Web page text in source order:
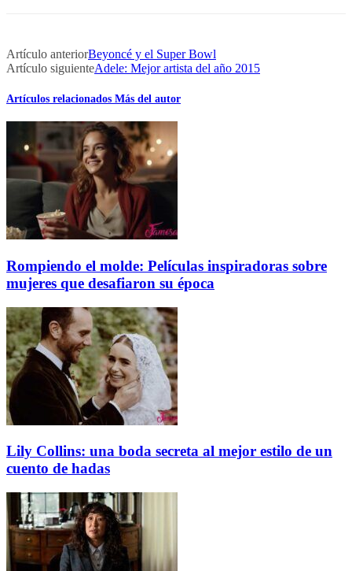
Artículo anteriorBeyoncé y el Super Bowl
Artículo siguienteAdele: Mejor artista del año 2015
Artículos relacionados Más del autor
Rompiendo el molde: Películas inspiradoras sobre
mujeres que desafiaron su época
Lily Collins: una boda secreta al mejor estilo de un
cuento de hadas